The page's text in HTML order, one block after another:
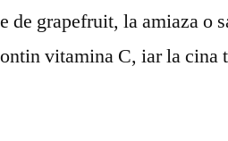
de grapefruit, la amiaza o
vitamina C, iar la cina